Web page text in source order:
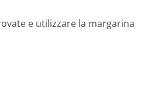
e utilizzare la margarina